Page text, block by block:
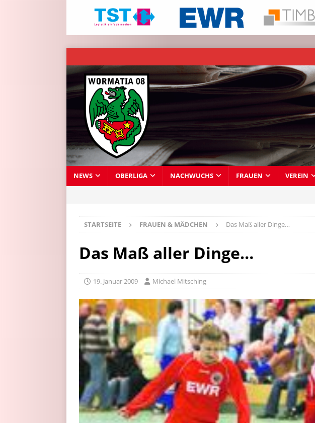
NEWS OBERLIGA NACHWUCHS FRAUEN VEREIN
STARTSEITE FRAUEN & MÄDCHEN Das Maß aller Dinge…
Das Maß aller Dinge…
19. Januar 2009 Michael Mitsching